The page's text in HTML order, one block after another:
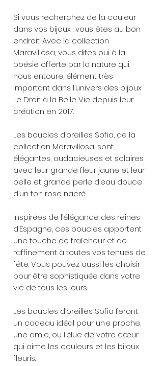
Si vous recherchez de la couleur
dans vos bijoux : vous êtes au bon
endroit. Avec la collection
Maravillosa, vous dites oui à la
poésie offerte par la nature qui
nous entoure, élément très
important dans l’univers des bijoux
Le Droit à la Belle Vie depuis leur
création en 2017.
Les boucles d’oreilles Sofia, de la
collection Maravillosa, sont
élégantes, audacieuses et solaires
avec leur grande fleur jaune et leur
belle et grande perle d’eau douce
d’un ton rose nacré.
Inspirées de l’élégance des reines
d’Espagne, ces boucles apportent
une touche de fraîcheur et de
raffinement à toutes vos tenues de
fête. Vous pouvez aussi les choisir
pour être sophistiquée dans votre
vie de tous les jours.
Les boucles d’oreilles Sofia feront
un cadeau idéal pour un·e proche,
une amie, ou l’élue de votre cœur
qui aime les couleurs et les bijoux
fleuris.